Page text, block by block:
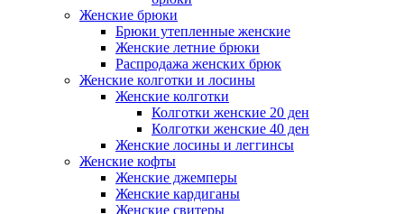
Женские брюки
Брюки утепленные женские
Женские летние брюки
Распродажа женских брюк
Женские колготки и лосины
Женские колготки
Колготки женские 20 ден
Колготки женские 40 ден
Женские лосины и леггинсы
Женские кофты
Женские джемперы
Женские кардиганы
Женские свитеры